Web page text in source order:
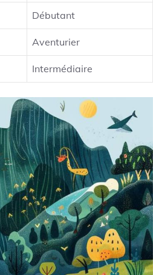
Débutant
Aventurier
Intermédiaire